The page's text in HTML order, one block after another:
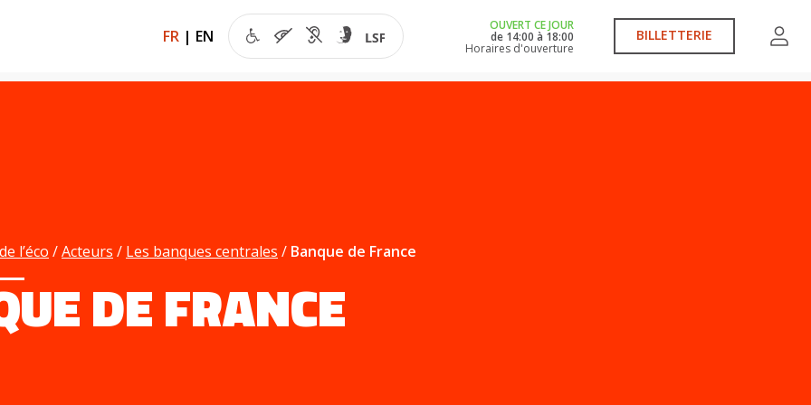
FR | EN
OUVERT CE JOUR
de 14:00 à 18:00
Horaires d'ouverture
BILLETTERIE
l’éco Acteurs Les banques centrales Banque de France
DE FRANCE